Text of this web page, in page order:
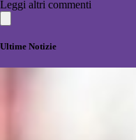
Leggi altri commenti
Ultime Notizie